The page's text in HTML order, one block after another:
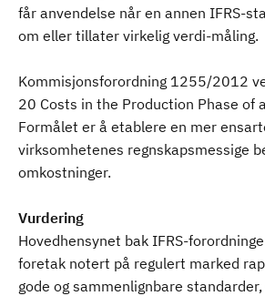
får anvendelse når en annen IFRS-
om eller tillater virkelig verdi-måling.
Kommisjonsforordning 1255/2012
20 Costs in the Production Phase of
Formålet er å etablere en mer
virksomhetenes regnskapsmessige
omkostninger.
Vurdering
Hovedhensynet bak IFRS-
foretak notert på regulert marked
gode og sammenlignbare